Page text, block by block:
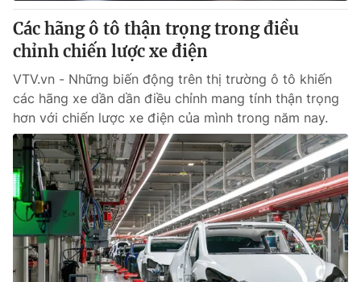
Giấy phép hoạt động báo in và báo điện tử số 483/GP-BTTTT
cấp ngày 29/12/2023
Tổng Biên tập:Vũ Thanh Thủy
Phó Tổng Biên tập:Nguyễn Thị Mỹ Hạnh, Phạm Quốc Thắng,
Nguyễn Trọng Ninh
Tổng đài VTV:024.38 355 931 - 024.38 355 932
Ðiện thoại Thời báo VTV:024.66 897 897
Email:toasoan@vtv.vn
Liên hệ quảng cáo:024-7300.7108
Các hãng ô tô thận trọng trong điều
chỉnh chiến lược xe điện
VTV.vn - Những biến động trên thị trường ô tô khiến
các hãng xe dần dần điều chỉnh mang tính thận trọng
hơn với chiến lược xe điện của mình trong năm nay.